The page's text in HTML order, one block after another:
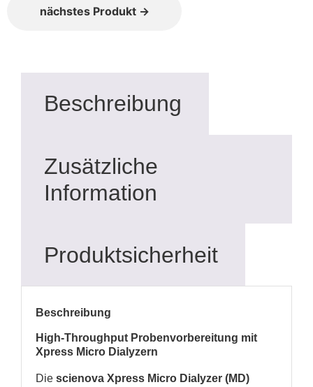
nächstes Produkt →
Beschreibung
Zusätzliche
Information
Produktsicherheit
Beschreibung
High-Throughput Probenvorbereitung mit
Xpress Micro Dialyzern
Die scienova Xpress Micro Dialyzer (MD)